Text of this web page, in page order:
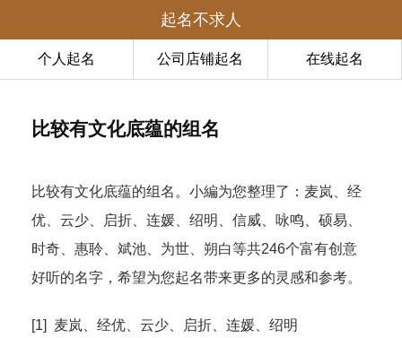
起名不求人
个人起名 公司店铺起名 在线起名
比较有文化底蕴的组名
比较有文化底蕴的组名。小編为您整理了：麦岚、经
优、云少、启折、连媛、绍明、信威、咏鸣、硕易、
时奇、惠聆、斌池、为世、朔白等共246个富有创意
好听的名字，希望为您起名带来更多的灵感和参考。
[1] 麦岚、经优、云少、启折、连媛、绍明